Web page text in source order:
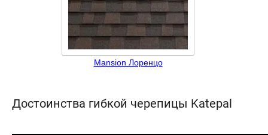
Mansion Лоренцо
Достоинства гибкой черепицы Katepal